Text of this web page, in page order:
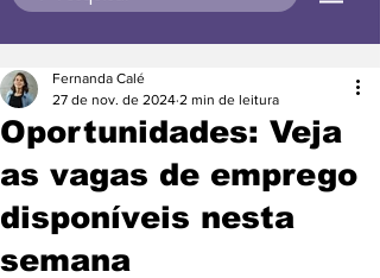
Oportunidades: Veja
as vagas de emprego
disponíveis nesta
semana
Fernanda Calé
27 de nov. de 2024 2 min de leitura